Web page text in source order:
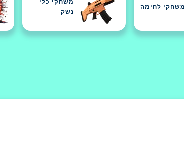
משחקי לחימה
משחקי כלי
נשק